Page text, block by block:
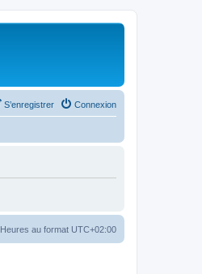
Connexion
S’enregistrer
Heures au format UTC+02:00